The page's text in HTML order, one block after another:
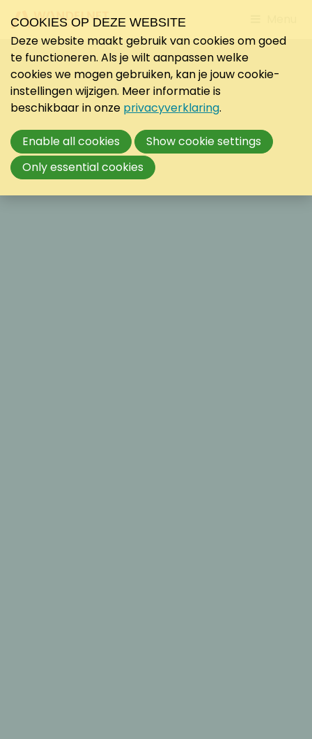
to
COOKIES OP DEZE WEBSITE
Deze website maakt gebruik van cookies om goed
te functioneren. Als je wilt aanpassen welke
cookies we mogen gebruiken, kan je jouw cookie-
instellingen wijzigen. Meer informatie is
beschikbaar in onze privacyverklaring.
Enable all cookies
Show cookie settings
Only essential cookies